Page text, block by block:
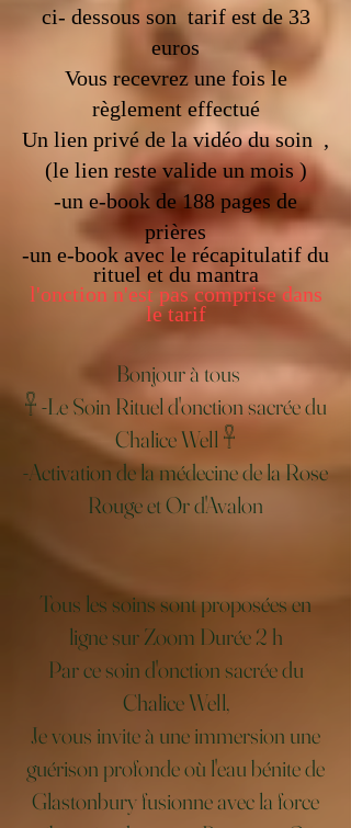
ci- dessous son tarif est de 33
euros
Vous recevrez une fois le
règlement effectué
Un lien privé de la vidéo du soin ,
(le lien reste valide un mois )
-un e-book de 188 pages de
prières
-un e-book avec le récapitulatif du
rituel et du mantra
l'onction n'est pas comprise dans
le tarif
Bonjour à tous
𓋹 -Le Soin Rituel d'onction sacrée du
Chalice Well 𓋹
-Activation de la médecine de la Rose
Rouge et Or d'Avalon
Tous les soins sont proposées en
ligne sur Zoom Durée 2 h
Par ce soin d'onction sacrée du
Chalice Well,
Je vous invite à une immersion une
guérison profonde où l'eau bénite de
Glastonbury fusionne avec la force